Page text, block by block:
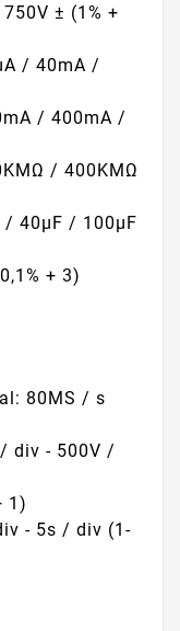
± (1% +
/ 40mA /
/ 400mA /
/ 400KMΩ
/ 40μF / 100μF
+ 3)
80MS / s
div - 500V /
1)
- 5s / div (1-